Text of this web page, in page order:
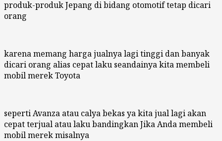
produk-produk Jepang di bidang otomotif tetap dicari
orang
karena memang harga jualnya lagi tinggi dan banyak
dicari orang alias cepat laku seandainya kita membeli
mobil merek Toyota
seperti Avanza atau calya bekas ya kita jual lagi akan
cepat terjual atau laku bandingkan Jika Anda membeli
mobil merek misalnya